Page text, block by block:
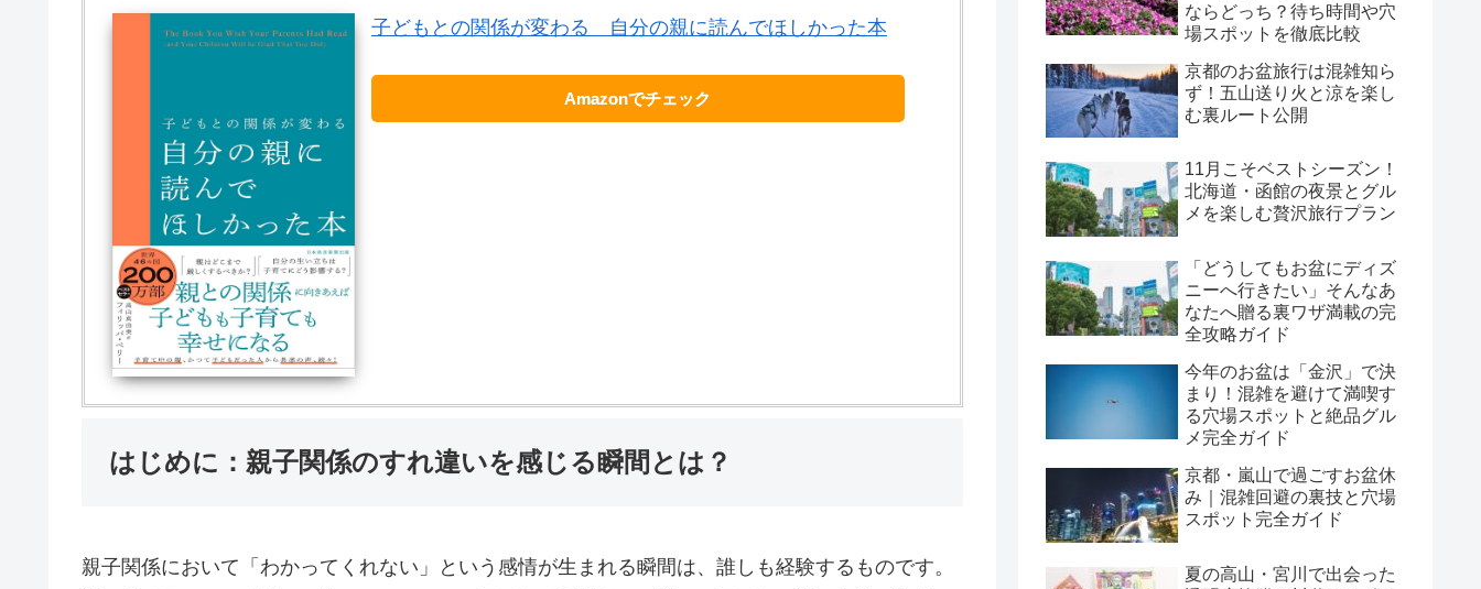
子どもとの関係が変わる 自分の親に読んでほしかった本
Amazonでチェック
はじめに：親子関係のすれ違いを感じる瞬間とは？
親子関係において「わかってくれない」という感情が生まれる瞬間は、誰しも経験するものです。
ならどっち？待ち時間や穴
場スポットを徹底比較
京都のお盆旅行は混雑知ら
ず！五山送り火と涼を楽し
む裏ルート公開
11月こそベストシーズン！
北海道・函館の夜景とグル
メを楽しむ贅沢旅行プラン
「どうしてもお盆にディズ
ニーへ行きたい」そんなあ
なたへ贈る裏ワザ満載の完
全攻略ガイド
今年のお盆は「金沢」で決
まり！混雑を避けて満喫す
る穴場スポットと絶品グル
メ完全ガイド
京都・嵐山で過ごすお盆休
み｜混雑回避の裏技と穴場
スポット完全ガイド
夏の高山・宮川で出会った